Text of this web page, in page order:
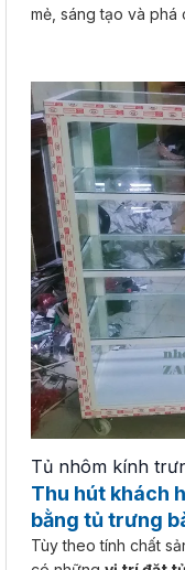
mẻ, sáng tạo và phá
Tủ nhôm kính
Thu hút khách
bằng tủ trưng
Tùy theo tính chất